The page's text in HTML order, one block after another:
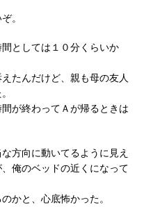
。
としては１０分くらいか
たんだけど、親も母の友人
が終わってＡが帰るときは
方向に動いてるように見え
俺のベッドの近くになって
かと、心底怖かった。